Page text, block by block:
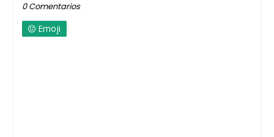
0 Comentarios
Emoji